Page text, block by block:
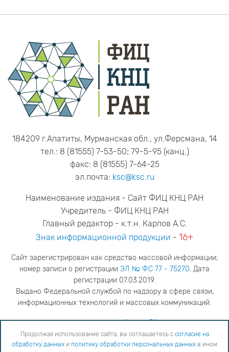
184209 г.Апатиты, Мурманская обл., ул.Ферсмана, 14
тел.: 8 (81555) 7-53-50; 79-5-95 (канц.)
факс: 8 (81555) 7-64-25
эл.почта: ksc@ksc.ru
Наименование издания - Сайт ФИЦ КНЦ РАН
Учредитель - ФИЦ КНЦ РАН
Главный редактор - к.т.н. Карпов А.С.
Знак информационной продукции - 16+
Сайт зарегистрирован как средство массовой информации;
номер записи о регистрации ЭЛ № ФС 77 - 75270. Дата
регистрации 07.03.2019.
Выдано Федеральной службой по надзору в сфере связи,
информационных технологий и массовых коммуникаций.
адрес редакцииya.stogova@ksc.ru
телефон редакции81555-79-516
Продолжая использование сайта, вы соглашаетесь с согласие на
обработку данных и политику обработки персональных данных в ином